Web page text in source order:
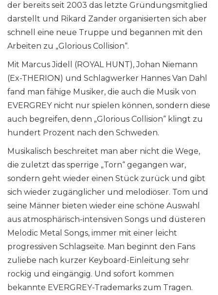
der bereits seit 2003 das letzte Gründungsmitglied
darstellt und Rikard Zander organisierten sich aber
schnell eine neue Truppe und begannen mit den
Arbeiten zu „Glorious Collision“.
Mit Marcus Jidell (ROYAL HUNT), Johan Niemann
(Ex-THERION) und Schlagwerker Hannes Van Dahl
fand man fähige Musiker, die auch die Musik von
EVERGREY nicht nur spielen können, sondern diese
auch begreifen, denn „Glorious Collision“ klingt zu
hundert Prozent nach den Schweden.
Musikalisch beschreitet man aber nicht die Wege,
die zuletzt das sperrige „Torn“ gegangen war,
sondern geht wieder einen Stück zurück und gibt
sich wieder zugänglicher und melodiöser. Tom und
seine Männer bieten wieder eine schöne Auswahl
aus atmosphärisch-intensiven Songs und düsteren
Melodic Metal Songs, immer mit einer leicht
progressiven Schlagseite. Man beginnt den Fans
zuliebe nach kurzer Keyboard-Einleitung sehr
rockig und eingängig. Und sofort kommen
bekannte EVERGREY-Trademarks zum Tragen.